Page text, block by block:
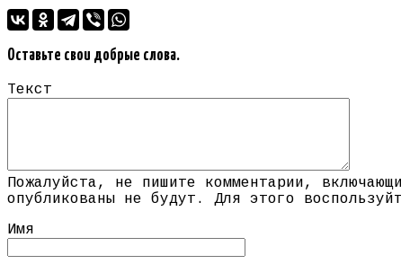
Оставьте свои добрые слова.
Текст
Пожалуйста, не пишите комментарии,
опубликованы не будут. Для этого
Имя